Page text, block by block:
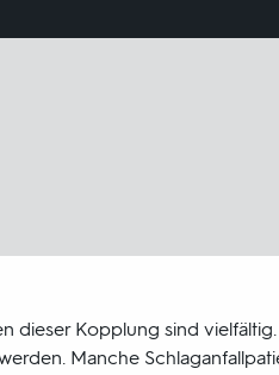
dieser Kopplung sind
Manche